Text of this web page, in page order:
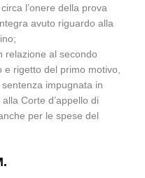
l’onere della prova
avuto riguardo alla
relazione al secondo
rigetto del primo motivo,
impugnata in
Corte d’appello di
per le spese del